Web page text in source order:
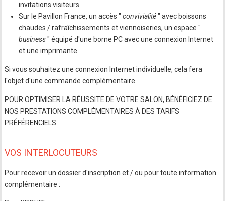
invitations visiteurs.
Sur le Pavillon France, un accès " convivialité" avec boissons
chaudes / rafraîchissements et viennoiseries, un espace "
business" équipé d'une borne PC avec une connexion Internet
et une imprimante.
Si vous souhaitez une connexion Internet individuelle, cela fera
l'objet d'une commande complémentaire.
POUR OPTIMISER LA RÉUSSITE DE VOTRE SALON, BÉNÉFICIEZ DE
NOS PRESTATIONS COMPLÉMENTAIRES À DES TARIFS
PRÉFÉRENCIELS.
VOS INTERLOCUTEURS
Pour recevoir un dossier d'inscription et / ou pour toute information
complémentaire :